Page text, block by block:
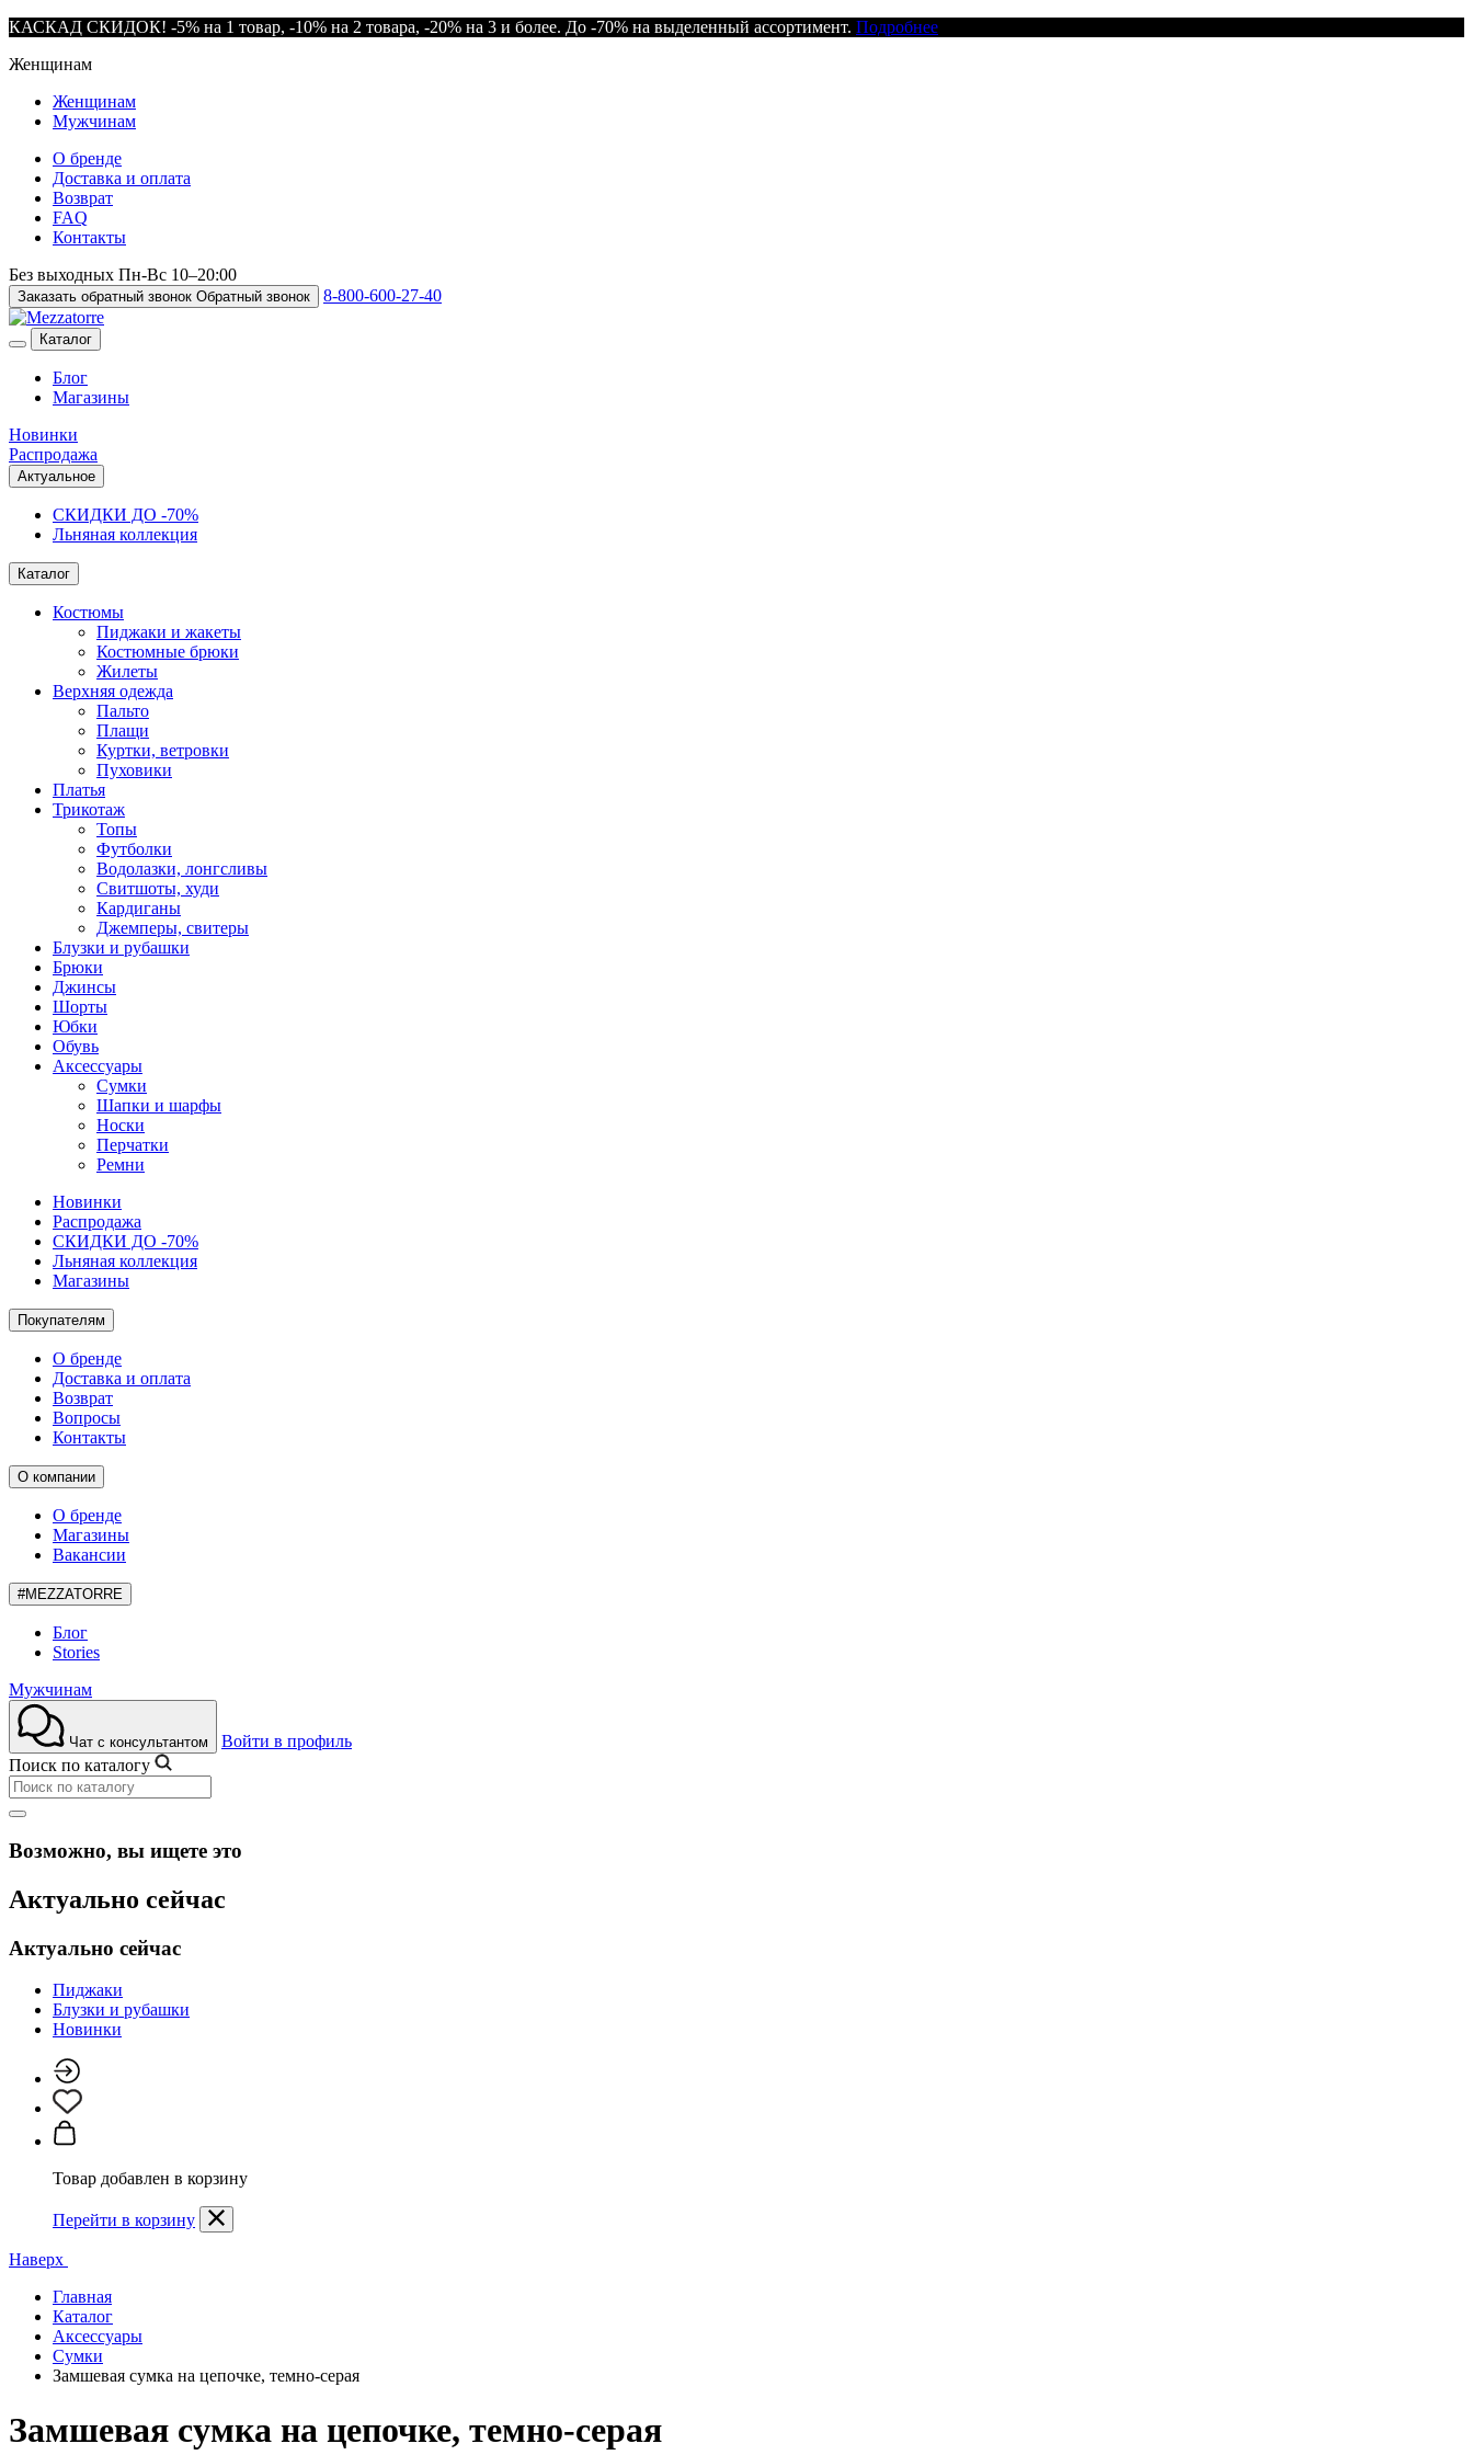
КАСКАД СКИДОК! -5% на 1 товар, -10% на 2 товара, -20% на 3 и более. До -70% на выделенный ассортимент. Подробнее
Женщинам
Женщинам
Мужчинам
О бренде
Доставка и оплата
Возврат
FAQ
Контакты
Без выходных Пн-Вс 10–20:00
Заказать обратный звонок Обратный звонок 8-800-600-27-40
Каталог
Блог
Магазины
Новинки
Распродажа
Актуальное
СКИДКИ ДО -70%
Льняная коллекция
Каталог
Костюмы
Пиджаки и жакеты
Костюмные брюки
Жилеты
Верхняя одежда
Пальто
Плащи
Куртки, ветровки
Пуховики
Платья
Трикотаж
Топы
Футболки
Водолазки, лонгсливы
Свитшоты, худи
Кардиганы
Джемперы, свитеры
Блузки и рубашки
Брюки
Джинсы
Шорты
Юбки
Обувь
Аксессуары
Сумки
Шапки и шарфы
Носки
Перчатки
Ремни
Новинки
Распродажа
СКИДКИ ДО -70%
Льняная коллекция
Магазины
Покупателям
О бренде
Доставка и оплата
Возврат
Вопросы
Контакты
О компании
О бренде
Магазины
Вакансии
#MEZZATORRE
Блог
Stories
Мужчинам
Чат с консультантом
Войти в профиль
Поиск по каталогу
Возможно, вы ищете это
Актуально сейчас
Актуально сейчас
Пиджаки
Блузки и рубашки
Новинки
Товар добавлен в корзину
Перейти в корзину
Наверх
Главная
Каталог
Аксессуары
Сумки
Замшевая сумка на цепочке, темно-серая
Замшевая сумка на цепочке, темно-серая